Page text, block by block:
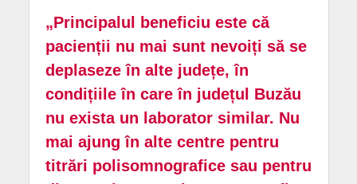
„Principalul beneficiu este că
pacienții nu mai sunt nevoiți să se
deplaseze în alte județe, în
condițiile în care în județul Buzău
nu exista un laborator similar. Nu
mai ajung în alte centre pentru
titrări polisomnografice sau pentru